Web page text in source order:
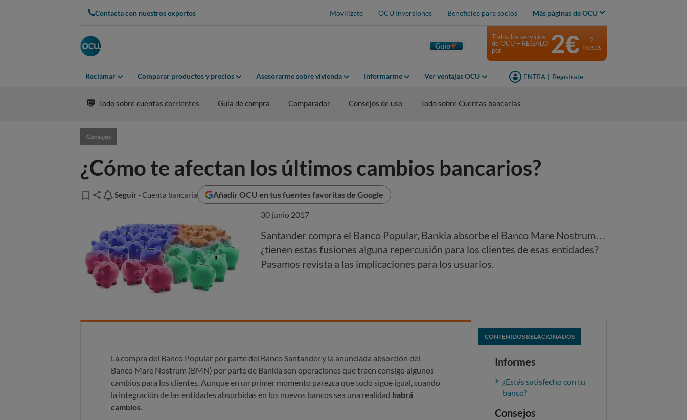
Contacta con nuestros expertos Movilízate OCU Inversiones Beneficios para socios Más páginas de OCU
Guio
Reclamar Comparar productos y precios Asesorarme sobre vivienda Informarme Ver ventajas OCU ENTRA Regístrate
Todos los servicios
de OCU + REGALO
por
2€
2
meses
Todo sobre cuentas corrientes Guía de compra Comparador Consejos de uso Todo sobre Cuentas bancarias
Consejos
¿Cómo te afectan los últimos cambios bancarios?
Seguir
Seguir - Cuenta bancaria Añadir OCU en tus fuentes favoritas de Google
30 junio 2017
Santander compra el Banco Popular, Bankia absorbe el Banco Mare Nostrum…
¿tienen estas fusiones alguna repercusión para los clientes de esas entidades?
Pasamos revista a las implicaciones para los usuarios.
La compra del Banco Popular por parte del Banco Santander y la anunciada absorción del
Banco Mare Nostrum (BMN) por parte de Bankia son operaciones que traen consigo algunos
cambios para los clientes. Aunque en un primer momento parezca que todo sigue igual, cuando
la integración de las entidades absorbidas en los nuevos bancos sea una realidad habrá
cambios.
CONTENIDOS RELACIONADOS
Informes
¿Estás satisfecho con tu
banco?
Consejos